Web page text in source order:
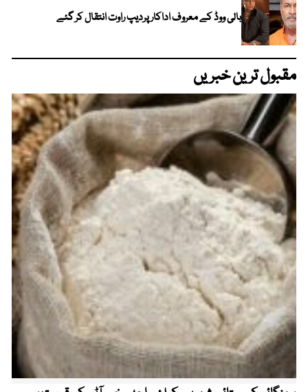
بالی ووڈ کے معروف اداکار پردیپ راوت انتقال کر گئے
مقبول ترین خبریں